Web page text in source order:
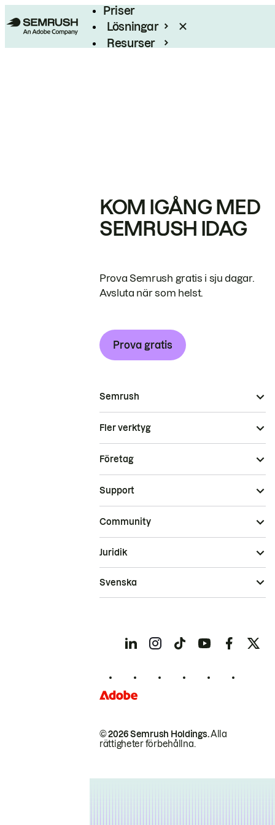
Priser
Lösningar
Resurser
KOM IGÅNG MED
SEMRUSH IDAG
Prova Semrush gratis i sju dagar.
Avsluta när som helst.
Prova gratis
Semrush
Fler verktyg
Företag
Support
Community
© 2026 Semrush Holdings.Alla
rättigheter förbehållna.
Juridik
Svenska